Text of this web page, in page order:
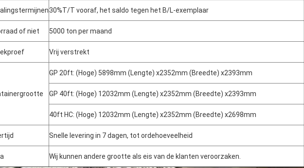
30%T/T vooraf, het saldo tegen het B/L-exemplaar
of niet 5000 ton per maand
Vrij verstrekt
GP 20ft: (Hoge) 5898mm (Lengte) x2352mm (Breedte) x2393mm
GP 40ft: (Hoge) 12032mm (Lengte) x2352mm (Breedte) x2393mm
40ft HC: (Hoge) 12032mm (Lengte) x2352mm (Breedte) x2698mm
Snelle levering in 7 dagen, tot ordehoeveelheid
Wij kunnen andere grootte als eis van de klanten veroorzaken.